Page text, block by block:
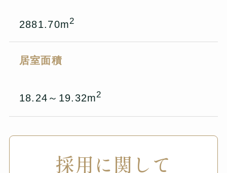
2881.70m2
居室面積
18.24～19.32m2
採用に関して